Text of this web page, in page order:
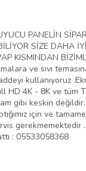
PANELİN
SİZE DAHA
KISMINDAN
ve sıvı
kullanıyoruz
4K - 8K ve tüm
gibi keskin
için ve
: 05533058368